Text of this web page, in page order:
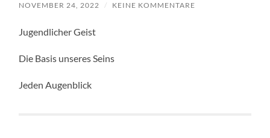
NOVEMBER 24, 2022 / KEINE KOMMENTARE
Jugendlicher Geist
Die Basis unseres Seins
Jeden Augenblick